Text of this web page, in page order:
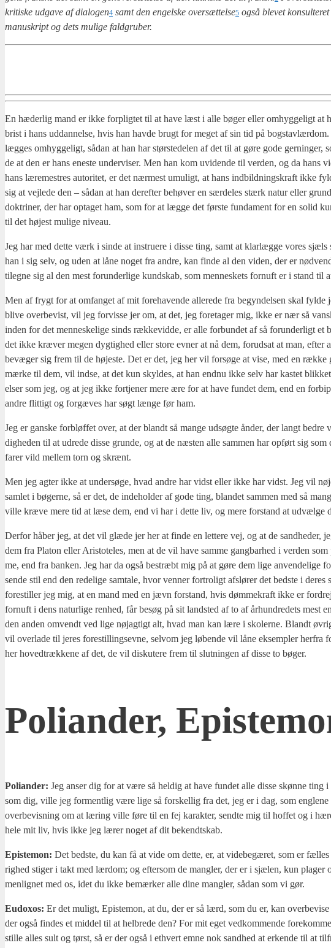
kri­ti­ske udga­ve af dia­lo­gen4 samt den engel­ske over­sæt­tel­se5 også ble­vet
manuskript og dets muli­ge fald­gru­ber.
En hæder­lig mand er ikke for­plig­tet til at have læst i alle bøger eller omhyg­ge­ligt at
brist i hans uddan­nel­se, hvis han hav­de brugt for meget af sin tid på
læg­ges omhyg­ge­ligt, sådan at han har stør­ste­delen af det til at gøre gode
de at den er hans ene­ste under­vi­ser. Men han kom uvi­den­de til ver­den, og da hans
hans lære­me­stres auto­ri­tet, er det nær­mest umu­ligt, at hans ind­bild­nings­kraft ikke
sig at vej­le­de den – sådan at han der­ef­ter behø­ver en sær­de­les stærk natur eller
dok­tri­ner, der har opta­get ham, som for at læg­ge det før­ste fun­da­ment for en solid
til det højest muli­ge niveau.
Jeg har med det­te værk i sin­de at instru­e­re i dis­se ting, samt at klar­læg­ge vores
han i sig selv, og uden at låne noget fra andre, kan fin­de al den viden, der er
til­eg­ne sig al den mest forun­der­li­ge kund­skab, som men­ne­skets for­nuft er i stand til
Men af frygt for at omfan­get af mit fore­ha­ven­de alle­re­de fra begyn­del­sen skal
bli­ve over­be­vist, vil jeg for­vis­se jer om, at det, jeg fore­ta­ger mig, ikke er nær så
inden for det men­ne­ske­li­ge sinds ræk­ke­vid­de, er alle for­bun­det af så forun­der­ligt et
det ikke kræ­ver megen dyg­tig­hed eller sto­re evner at nå dem, for­ud­sat at man,
bevæ­ger sig frem til de høje­ste. Det er det, jeg her vil for­sø­ge at vise, med en ræk­ke
mær­ke til dem, vil ind­se, at det kun skyl­des, at han end­nu ikke selv har kastet
el­ser som jeg, og at jeg ikke fortje­ner mere ære for at have fun­det dem, end en
andre flit­tigt og for­gæ­ves har søgt læn­ge før ham.
Jeg er gan­ske for­bløf­fet over, at der blandt så man­ge udsøg­te ånder, der langt
dig­he­den til at udre­de dis­se grun­de, og at de næsten alle sam­men har opført sig
farer vild mel­lem torn og skrænt.
Men jeg agter ikke at under­sø­ge, hvad andre har vidst eller ikke har vidst. Jeg vil
sam­let i bøger­ne, så er det, de inde­hol­der af gode ting, blan­det sam­men med så
vil­le kræ­ve mere tid at læse dem, end vi har i det­te liv, og mere for­stand at udvæl­ge
Der­for håber jeg, at det vil glæ­de jer her at fin­de en let­te­re vej, og at de
dem fra Pla­ton eller Ari­sto­te­les, men at de vil have sam­me gang­bar­hed i ver­den
me, end fra ban­ken. Jeg har da også bestræbt mig på at gøre dem lige
sen­de stil end den rede­li­ge sam­ta­le, hvor ven­ner for­tro­ligt afslø­rer det bed­ste i
fore­stil­ler jeg mig, at en mand med en jævn for­stand, hvis døm­me­kraft ikke er
for­nuft i dens natur­li­ge ren­hed, får besøg på sit land­sted af to af århund­re­dets mest
den anden omvendt ved lige nøj­ag­tigt alt, hvad man kan lære i sko­ler­ne. Blandt
vil over­la­de til jeres fore­stil­lings­ev­ne, selv­om jeg løben­de vil låne eksemp­ler her­fra
her hoved­træk­ke­ne af det, de vil dis­ku­te­re frem til slut­nin­gen af dis­se to bøger.
Poli­an­der,
Poli­an­der: Jeg anser dig for at være så hel­dig at have fun­det alle dis­se skøn­ne
som dig, vil­le jeg for­ment­lig være lige så for­skel­lig fra det, jeg er i dag, som
over­be­vis­ning om at læring vil­le føre til en fej karak­ter, send­te mig til hof­fet og i
hele mit liv, hvis ikke jeg lærer noget af dit bekendt­skab.
Epi­ste­mon: Det bed­ste, du kan få at vide om det­te, er, at vide­be­gæ­ret, som er
rig­hed sti­ger i takt med lær­dom; og efter­som de mang­ler, der er i sjæ­len, kun
men­lig­net med os, idet du ikke bemær­ker alle dine mang­ler, sådan som vi gør.
Eudoxos: Er det muligt, Epi­ste­mon, at du, der er så lærd, som du er, kan
der også fin­des et mid­del til at hel­bre­de den? For mit eget ved­kom­men­de
stil­le alles sult og tørst, så er der også i ethvert emne nok sand­hed at erken­de til at